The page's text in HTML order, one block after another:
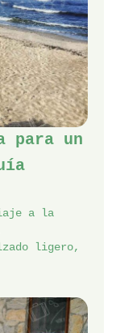
para un
a la
ligero,